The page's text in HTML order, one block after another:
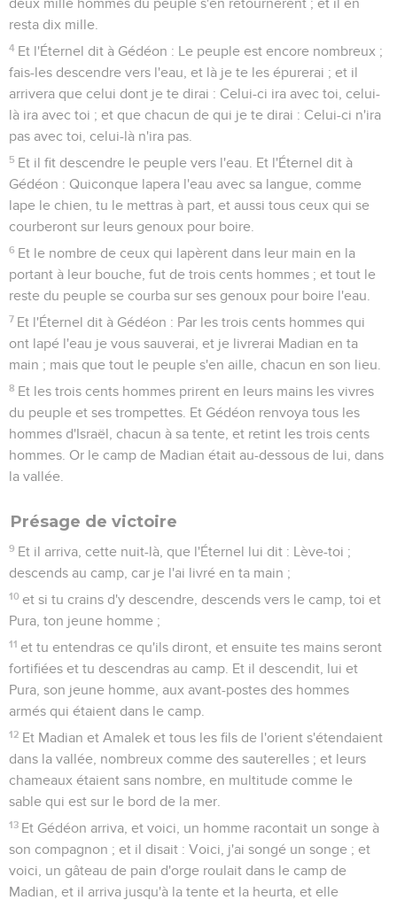
deux mille hommes du peuple s'en retournèrent ; et il en
resta dix mille.
4 Et l'Éternel dit à Gédéon : Le peuple est encore nombreux ;
fais-les descendre vers l'eau, et là je te les épurerai ; et il
arrivera que celui dont je te dirai : Celui-ci ira avec toi, celui-
là ira avec toi ; et que chacun de qui je te dirai : Celui-ci n'ira
pas avec toi, celui-là n'ira pas.
5 Et il fit descendre le peuple vers l'eau. Et l'Éternel dit à
Gédéon : Quiconque lapera l'eau avec sa langue, comme
lape le chien, tu le mettras à part, et aussi tous ceux qui se
courberont sur leurs genoux pour boire.
6 Et le nombre de ceux qui lapèrent dans leur main en la
portant à leur bouche, fut de trois cents hommes ; et tout le
reste du peuple se courba sur ses genoux pour boire l'eau.
7 Et l'Éternel dit à Gédéon : Par les trois cents hommes qui
ont lapé l'eau je vous sauverai, et je livrerai Madian en ta
main ; mais que tout le peuple s'en aille, chacun en son lieu.
8 Et les trois cents hommes prirent en leurs mains les vivres
du peuple et ses trompettes. Et Gédéon renvoya tous les
hommes d'Israël, chacun à sa tente, et retint les trois cents
hommes. Or le camp de Madian était au-dessous de lui, dans
la vallée.
Présage de victoire
9 Et il arriva, cette nuit-là, que l'Éternel lui dit : Lève-toi ;
descends au camp, car je l'ai livré en ta main ;
10 et si tu crains d'y descendre, descends vers le camp, toi et
Pura, ton jeune homme ;
11 et tu entendras ce qu'ils diront, et ensuite tes mains seront
fortifiées et tu descendras au camp. Et il descendit, lui et
Pura, son jeune homme, aux avant-postes des hommes
armés qui étaient dans le camp.
12 Et Madian et Amalek et tous les fils de l'orient s'étendaient
dans la vallée, nombreux comme des sauterelles ; et leurs
chameaux étaient sans nombre, en multitude comme le
sable qui est sur le bord de la mer.
13 Et Gédéon arriva, et voici, un homme racontait un songe à
son compagnon ; et il disait : Voici, j'ai songé un songe ; et
voici, un gâteau de pain d'orge roulait dans le camp de
Madian, et il arriva jusqu'à la tente et la heurta, et elle